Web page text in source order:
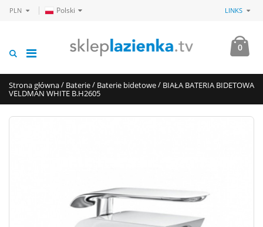
PLN Polski LINKS
0
Strona główna/ Baterie/ Baterie bidetowe/ BIAŁA BATERIA BIDETOWA
VELDMAN WHITE B.H2605